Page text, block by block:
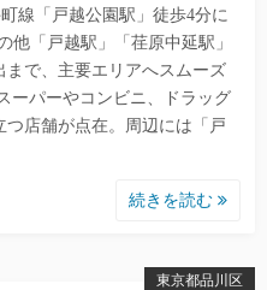
線「戸越公園駅」徒歩4分に
「戸越駅」「荏原中延駅」
まで、主要エリアへスムーズ
ーパーやコンビニ、ドラッグ
店舗が点在。周辺には「戸
続きを読む
東京都品川区